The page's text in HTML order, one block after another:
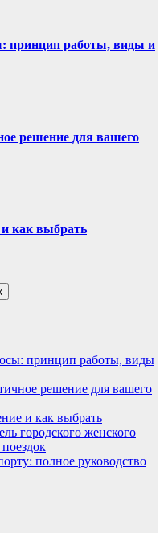
принцип работы, виды и
решение для вашего
как выбрать
принцип работы, виды
решение для вашего
и как выбрать
городского женского
полное руководство